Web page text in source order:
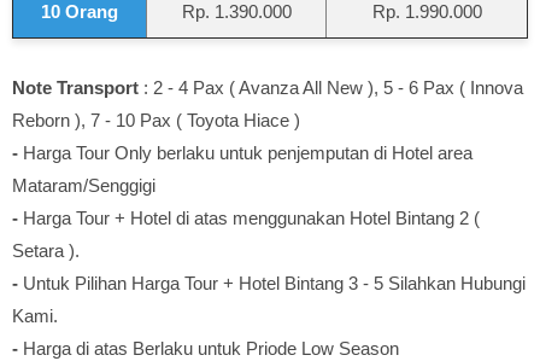
10 Orang Rp. 1.390.000 Rp. 1.990.000
Note Transport : 2 - 4 Pax ( Avanza All New ), 5 - 6 Pax ( Innova
Reborn ), 7 - 10 Pax ( Toyota Hiace )
- Harga Tour Only berlaku untuk penjemputan di Hotel area
Mataram/Senggigi
- Harga Tour + Hotel di atas menggunakan Hotel Bintang 2 (
Setara ).
- Untuk Pilihan Harga Tour + Hotel Bintang 3 - 5 Silahkan Hubungi
Kami.
- Harga di atas Berlaku untuk Priode Low Season